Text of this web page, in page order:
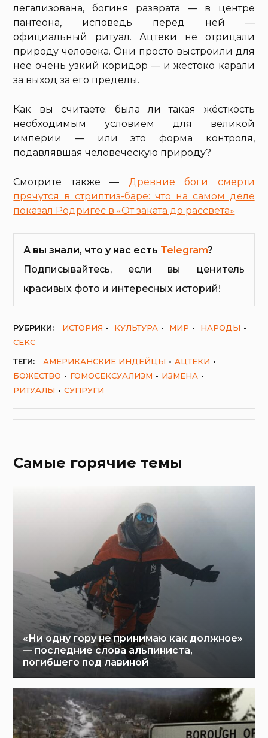
легализована, богиня разврата — в центре
пантеона, исповедь перед ней —
официальный ритуал. Ацтеки не отрицали
природу человека. Они просто выстроили для
неё очень узкий коридор — и жестоко карали
за выход за его пределы.
Как вы считаете: была ли такая жёсткость
необходимым условием для великой
империи — или это форма контроля,
подавлявшая человеческую природу?
Смотрите также — Древние боги смерти
прячутся в стриптиз-баре: что на самом деле
показал Родригес в «От заката до рассвета»
А вы знали, что у нас есть Telegram?
Подписывайтесь, если вы ценитель
красивых фото и интересных историй!
РУБРИКИ: ИСТОРИЯ КУЛЬТУРА МИР
НАРОДЫ
СЕКС
ТЕГИ:
АМЕРИКАНСКИЕ ИНДЕЙЦЫ
АЦТЕКИ
БОЖЕСТВО
ГОМОСЕКСУАЛИЗМ
ИЗМЕНА
РИТУАЛЫ
СУПРУГИ
Самые горячие темы
«Ни одну гору не принимаю как должное»
— последние слова альпиниста,
погибшего под лавиной